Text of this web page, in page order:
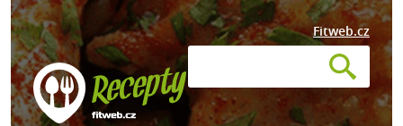
Fitweb.cz